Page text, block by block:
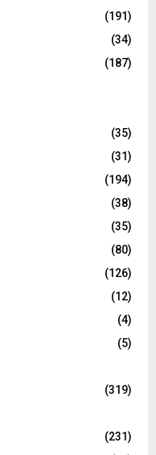
(191)
(34)
(187)
(35)
(31)
(194)
(38)
(35)
(80)
(126)
(12)
(4)
(5)
(319)
(231)